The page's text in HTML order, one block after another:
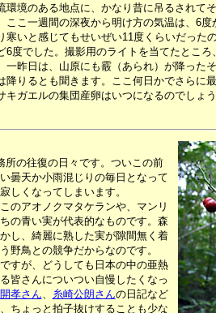
境のある地点に、かなり昔に吊るされて
ここ一週間の深夜から明け方の気温は、6
寒いと感じてもせいぜい11度くらいだった
6度でした。撮影用のライトを当てたとこ
一昨日は、山原にも霰（あられ）が降った
降りるとも聞きます。ここ何日かでさらに
キガエルの集団産卵はいつになるのでしょ
所の往復の日々です。ついこの前
曇天か小雨混じりの毎日となって
しくなってしまいます。
のアオノクマタケランや、マンリ
の青い実が代表的なものです。森
し、綺麗に熟した実が隙間無く着
野鳥との競争だからなのです。
すが、どうしても日本の中の亜熱
皆さんについつい自慢したくなっ
孝さん、 糸崎公朗さんの日記など
ちょっと拍子抜けすることも少な